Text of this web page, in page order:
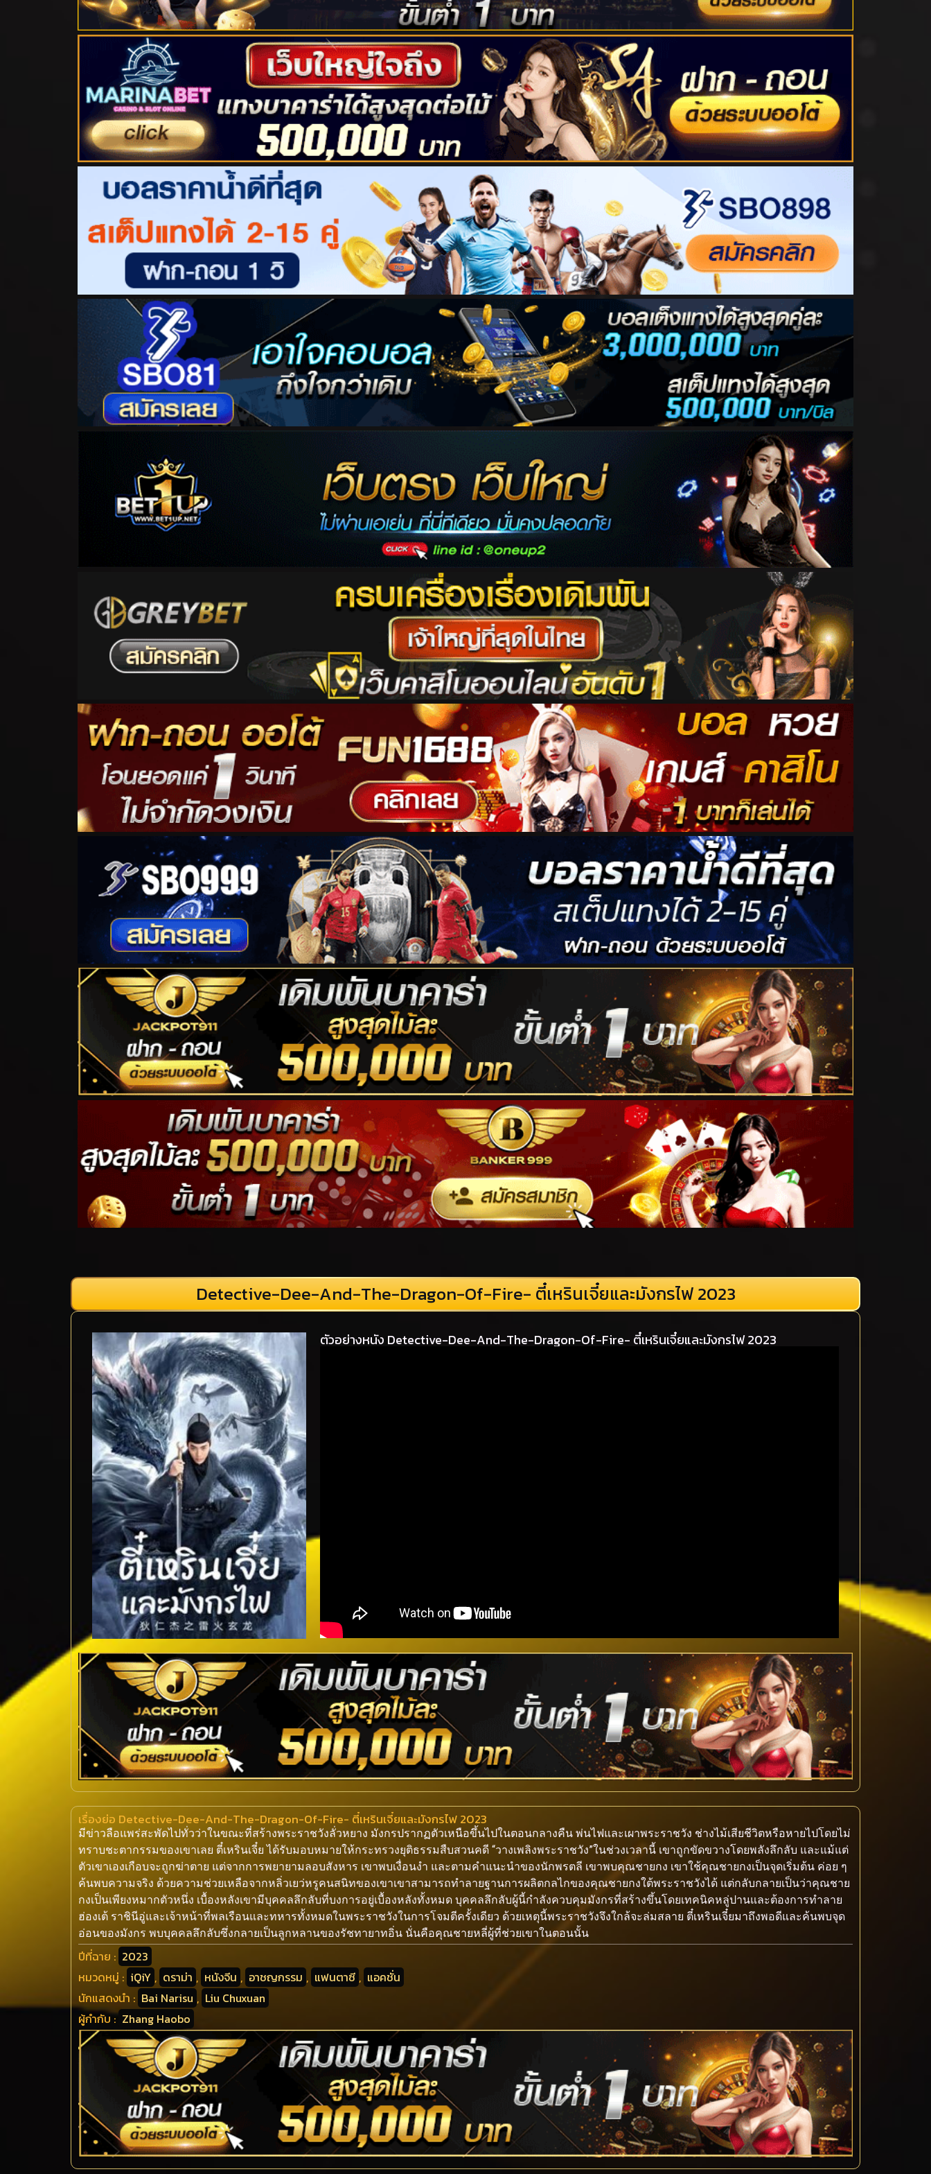
Detective-Dee-And-The-Dragon-Of-Fire- ตี๋เหรินเจี๋ยและมังกรไฟ 2023
ตัวอย่างหนัง Detective-Dee-And-The-Dragon-Of-Fire- ตี๋เหรินเจี๋ยและมังกรไฟ 2023
เรื่องย่อ Detective-Dee-And-The-Dragon-Of-Fire- ตี๋เหรินเจี๋ยและมังกรไฟ 2023
มีข่าวลือแพร่สะพัดไปทั่วว่าในขณะที่สร้างพระราชวังลั่วหยาง มังกรปรากฏตัวเหนือขึ้นไปในตอนกลางคืน พ่นไฟและเผาพระราชวัง ช่างไม้เสียชีวิตหรือหายไปโดยไม่
ทราบชะตากรรมของเขาเลย ตี๋เหรินเจี๋ย ได้รับมอบหมายให้กระทรวงยุติธรรมสืบสวนคดี “วางเพลิงพระราชวัง”ในช่วงเวลานี้ เขาถูกขัดขวางโดยพลังลึกลับ และแม้แต่
ตัวเขาเองเกือบจะถูกฆ่าตาย แต่จากการพยายามลอบสังหาร เขาพบเงื่อนงำ และตามคำแนะนำของนักพรตลี เขาพบคุณชายกง เขาใช้คุณชายกงเป็นจุดเริ่มต้น ค่อย ๆ
ค้นพบความจริง ด้วยความช่วยเหลือจากหลิ่วเยว่หรูคนสนิทของเขาเขาสามารถทำลายฐานการผลิตกลไกของคุณชายกงใต้พระราชวังได้ แต่กลับกลายเป็นว่าคุณชาย
กงเป็นเพียงหมากตัวหนึ่ง เบื้องหลังเขามีบุคคลลึกลับที่บงการอยู่เบื้องหลังทั้งหมด บุคคลลึกลับผู้นี้กำลังควบคุมมังกรที่สร้างขึ้นโดยเทคนิคหลู่ปานและต้องการทำลาย
ฮ่องเต้ ราชินีอู่และเจ้าหน้าที่พลเรือนและทหารทั้งหมดในพระราชวังในการโจมตีครั้งเดียว ด้วยเหตุนี้พระราชวังจึงใกล้จะล่มสลาย ตี๋เหรินเจี๋ยมาถึงพอดีและค้นพบจุด
อ่อนของมังกร พบบุคคลลึกลับซึ่งกลายเป็นลูกหลานของรัชทายาทอิ่น นั่นคือคุณชายหลี่ผู้ที่ช่วยเขาในตอนนั้น
ปีที่ฉาย : 2023
หมวดหมู่ : iQiY , ดราม่า , หนังจีน , อาชญกรรม , แฟนตาซี , แอคชั่น
นักแสดงนำ : Bai Narisu , Liu Chuxuan
ผู้กำกับ : Zhang Haobo